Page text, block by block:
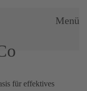
Menü
für effektives